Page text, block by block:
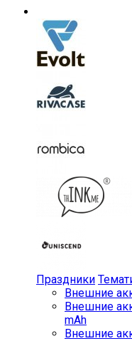
Праздники
Внешние
Внешние
mAh
Внешние